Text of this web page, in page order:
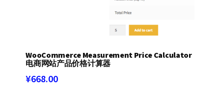
WooCommerce Measurement Price Calculator
电商网站产品价格计算器
¥668.00